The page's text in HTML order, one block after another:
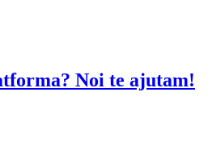
Noi te ajutam!